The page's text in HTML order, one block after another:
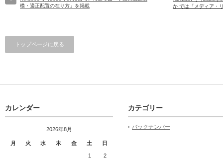
模・適正配置の在り方」を掲載
か では「メディア・
トップページに戻る
カレンダー
2026年8月
月 火 水 木 金 土 日
1 2
カテゴリー
バックナンバー